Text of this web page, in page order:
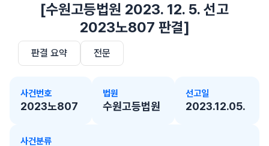
[수원고등법원 2023. 12. 5. 선고
2023노807 판결]
판결 요약 전문
사건번호
2023노807
법원
수원고등법원
선고일
2023.12.05.
사건분류